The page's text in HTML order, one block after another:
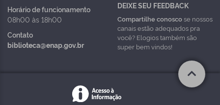
Horário de funcionamento
08h00 às 18h00
Contato
biblioteca@enap.gov.br
DEIXE SEU FEEDBACK
Compartilhe conoscose nossos
canais estão adequados pra
você? Elogios também são
super bem vindos!